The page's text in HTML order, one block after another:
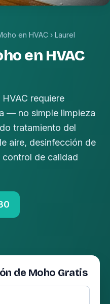
en HVAC › Laurel
en HVAC
requiere
— no simple limpieza
tratamiento del
aire, desinfección de
de calidad
de Moho Gratis